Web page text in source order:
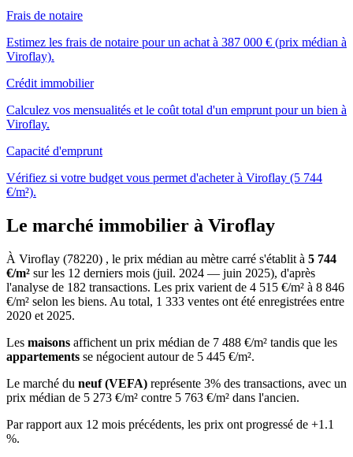
Frais de notaire
Estimez les frais de notaire pour un achat à 387 000 € (prix médian à
Viroflay).
Crédit immobilier
Calculez vos mensualités et le coût total d'un emprunt pour un bien à
Viroflay.
Capacité d'emprunt
Vérifiez si votre budget vous permet d'acheter à Viroflay (5 744
€/m²).
Le marché immobilier à Viroflay
À Viroflay (78220) , le prix médian au mètre carré s'établit à 5 744
€/m² sur les 12 derniers mois (juil. 2024 — juin 2025), d'après
l'analyse de 182 transactions. Les prix varient de 4 515 €/m² à 8 846
€/m² selon les biens. Au total, 1 333 ventes ont été enregistrées entre
2020 et 2025.
Les maisons affichent un prix médian de 7 488 €/m² tandis que les
appartements se négocient autour de 5 445 €/m².
Le marché du neuf (VEFA) représente 3% des transactions, avec un
prix médian de 5 273 €/m² contre 5 763 €/m² dans l'ancien.
Par rapport aux 12 mois précédents, les prix ont progressé de +1.1
%.